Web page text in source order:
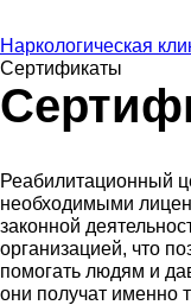
Наркологическая
Сертификаты
Реабилитационный
необходимыми
законной
организацией, что
помогать людям и
они получат именно